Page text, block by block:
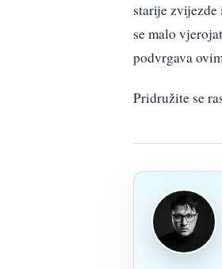
starije
se malo
podvrgava
Pridružite se